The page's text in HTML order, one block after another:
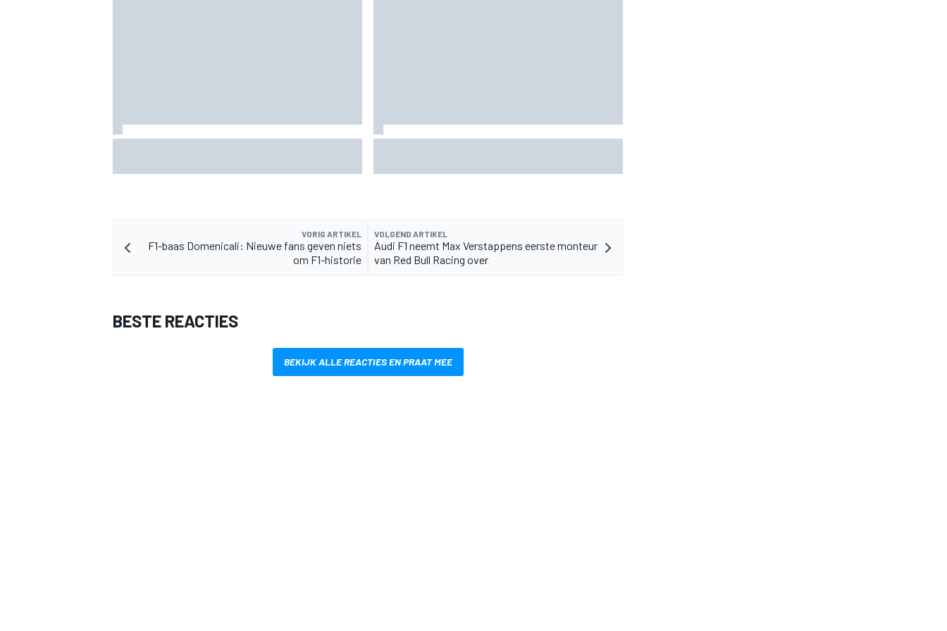
MEER RACEKLASSEN
VORIG ARTIKEL
F1-baas Domenicali: Nieuwe fans geven niets
om F1-historie
VOLGEND ARTIKEL
Audi F1 neemt Max Verstappens eerste monteur
van Red Bull Racing over
BESTE REACTIES
BEKIJK ALLE REACTIES EN PRAAT MEE